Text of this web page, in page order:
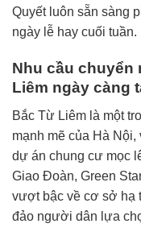
Quyết luôn sẵn sàng
ngày lễ hay cuối tuần.
Nhu cầu chuyển
Liêm ngày càng
Bắc Từ Liêm là một
mạnh mẽ của Hà
dự án chung cư mọc
Giao Đoàn, Green
vượt bậc về cơ sở hạ
đảo người dân lựa